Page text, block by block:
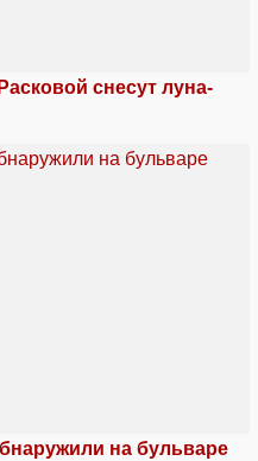
снесут луна-
на бульваре